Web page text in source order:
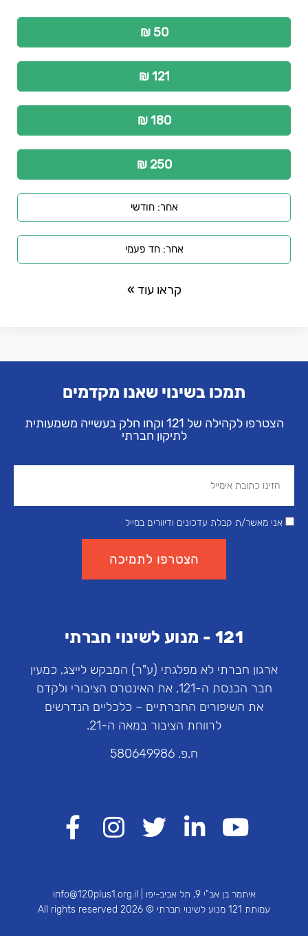
50 ₪
121 ₪
180 ₪
250 ₪
אחר: חודשי
אחר: חד פעמי
קראו עוד »
תמכו בשינוי שאנו מקדמים
הצטרפו לקהילה של 121 וקחו חלק בעשייה משמעותית
לתיקון חברתי
אני מאשר/ת קבלת עדכונים ודיוורים במייל
הצטרפו לתמיכה
121 - מנוע לשינוי חברתי
ארגון חברתי לא מפלגתי (ע"ר) המבקש לייצג, כמעין
חבר הכנסת ה-121, את האינטרס הציבורי ולקדם
את השיפורים החברתיים – כלכליים הנדרשים
לרווחת הציבור במאה ה-21.
ח.פ. 580649986
איתמר בן אב"י 9, תל אביב-יפו |
info@120plus1.org.il
עמותת 121 מנוע לשינוי חברתי © 2026 All rights reserved